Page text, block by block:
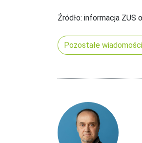
Źródło: informacja ZUS
Pozostałe